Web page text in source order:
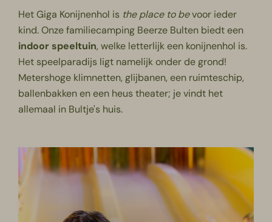
HetGiga Konijnenhol is the place to bevoor ieder
kind. Onze familiecamping Beerze Bulten biedt een
indoor speeltuin, welke letterlijk een konijnenhol is.
Het speelparadijs ligt namelijk onder de grond!
Metershoge klimnetten, glijbanen, een ruimteschip,
ballenbakken en een heus theater; je vindt het
allemaal in Bultje's huis.